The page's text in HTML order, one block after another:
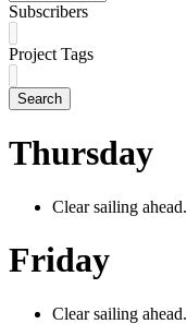
Subscribers
Project Tags
Search
Thursday
Clear sailing ahead.
Friday
Clear sailing ahead.